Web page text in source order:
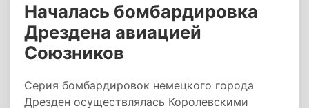
Началась бомбардировка
Дрездена авиацией
Союзников
Серия бомбардировок немецкого города
Дрезден осуществлялась Королевскими